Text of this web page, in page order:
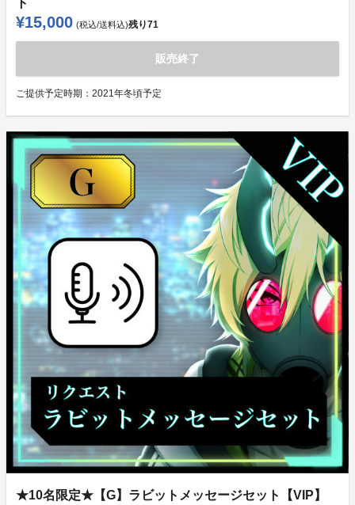
ト
¥15,000 (税込/送料込)残り71
販売終了
ご提供予定時期： 2021年冬頃予定
★10名限定★【G】ラビットメッセージセット【VIP】